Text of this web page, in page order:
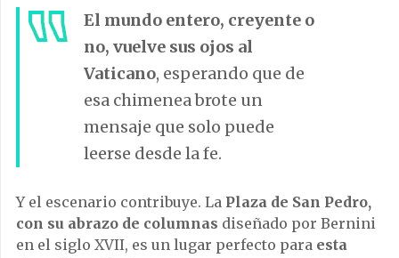
El mundo entero, creyente o
no, vuelve sus ojos al
Vaticano, esperando que de
esa chimenea brote un
mensaje que solo puede
leerse desde la fe.
Y el escenario contribuye. La Plaza de San Pedro,
con su abrazo de columnas diseñado por Bernini
en el siglo XVII, es un lugar perfecto para esta